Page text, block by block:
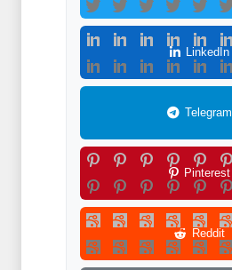
LinkedIn
Telegram
Pinterest
Reddit